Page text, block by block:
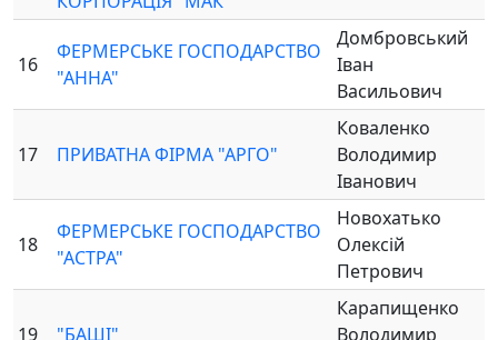
16
ФЕРМЕРСЬКЕ ГОСПОДАРСТВО
"АННА"
Домбровський
Іван
Васильович
17 ПРИВАТНА ФІРМА "АРГО"
Коваленко
Володимир
Іванович
18
ФЕРМЕРСЬКЕ ГОСПОДАРСТВО
"АСТРА"
Новохатько
Олексій
Петрович
19 "БАШІ"
Карапищенко
Володимир